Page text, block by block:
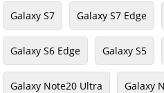
Galaxy S7 Galaxy S7 Edge
Galaxy S6 Edge Galaxy S5
Galaxy Note20 Ultra Galaxy